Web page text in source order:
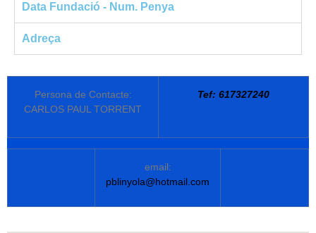
Data Fundació - Num. Penya
Adreça
Persona de Contacte:
CARLOS PAUL TORRENT
Tef: 617327240
email:
pblinyola@hotmail.com